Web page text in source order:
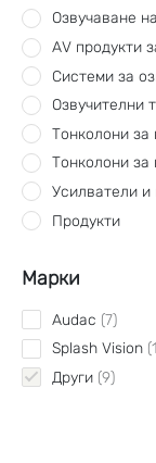
Озвучаване
AV продукти
Системи за
Озвучителни
Тонколони за
Тонколони
Усилватели и
Продукти
Марки
Audac 7
Splash Vision 1
Други 9